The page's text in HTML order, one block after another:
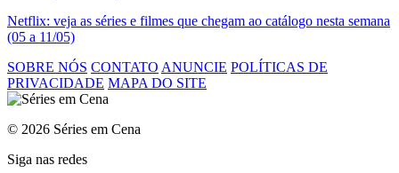
Netflix: veja as séries e filmes que chegam ao catálogo nesta semana
(05 a 11/05)
SOBRE NÓS CONTATO ANUNCIE POLÍTICAS DE
PRIVACIDADE MAPA DO SITE
© 2026 Séries em Cena
Siga nas redes